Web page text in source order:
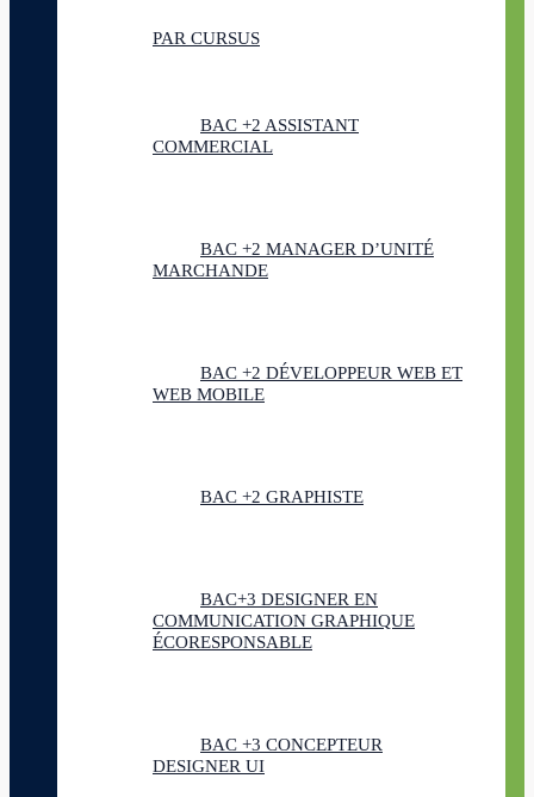
PAR CURSUS
BAC +2 ASSISTANT
COMMERCIAL
BAC +2 MANAGER D’UNITÉ
MARCHANDE
BAC +2 DÉVELOPPEUR WEB ET
WEB MOBILE
BAC +2 GRAPHISTE
BAC+3 DESIGNER EN
COMMUNICATION GRAPHIQUE
ÉCORESPONSABLE
BAC +3 CONCEPTEUR
DESIGNER UI